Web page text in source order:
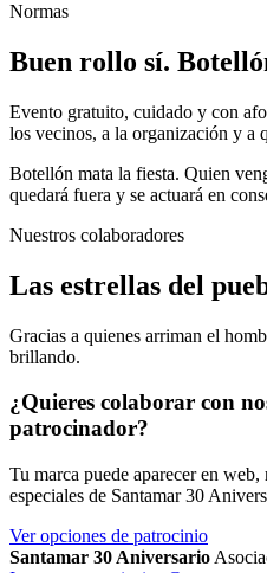
Normas
Buen rollo sí.
Evento gratuito, cuidado y con
los vecinos, a la organización y a
Botellón mata la fiesta. Quien
quedará fuera y se actuará en
Nuestros colaboradores
Las estrellas del
Gracias a quienes arriman el
brillando.
¿Quieres colaborar con
patrocinador?
Tu marca puede aparecer en
especiales de Santamar 30
Ver opciones de patrocinio
Santamar 30 Aniversario